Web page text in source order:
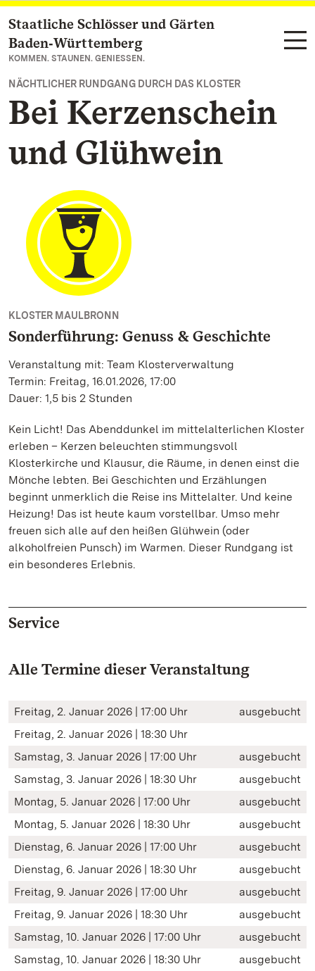
Zum Hauptinhalt springen
Staatliche Schlösser und Gärten
Baden‑Württemberg
KOMMEN. STAUNEN. GENIESSEN.
NÄCHTLICHER RUNDGANG DURCH DAS KLOSTER
Bei Kerzenschein
und Glühwein
KLOSTER MAULBRONN
Sonderführung: Genuss & Geschichte
Veranstaltung mit: Team Klosterverwaltung
Termin: Freitag, 16.01.2026, 17:00
Dauer: 1,5 bis 2 Stunden
Kein Licht! Das Abenddunkel im mittelalterlichen Kloster
erleben – Kerzen beleuchten stimmungsvoll
Klosterkirche und Klausur, die Räume, in denen einst die
Mönche lebten. Bei Geschichten und Erzählungen
beginnt unmerklich die Reise ins Mittelalter. Und keine
Heizung! Das ist heute kaum vorstellbar. Umso mehr
freuen sich alle auf den heißen Glühwein (oder
alkoholfreien Punsch) im Warmen. Dieser Rundgang ist
ein besonderes Erlebnis.
Service
Alle Termine dieser Veranstaltung
Freitag, 2. Januar 2026 | 17:00 Uhr
ausgebucht
Freitag, 2. Januar 2026 | 18:30 Uhr
Samstag, 3. Januar 2026 | 17:00 Uhr
ausgebucht
Samstag, 3. Januar 2026 | 18:30 Uhr
ausgebucht
Montag, 5. Januar 2026 | 17:00 Uhr
ausgebucht
Montag, 5. Januar 2026 | 18:30 Uhr
ausgebucht
Dienstag, 6. Januar 2026 | 17:00 Uhr
ausgebucht
Dienstag, 6. Januar 2026 | 18:30 Uhr
ausgebucht
Freitag, 9. Januar 2026 | 17:00 Uhr
ausgebucht
Freitag, 9. Januar 2026 | 18:30 Uhr
ausgebucht
Samstag, 10. Januar 2026 | 17:00 Uhr
ausgebucht
Samstag, 10. Januar 2026 | 18:30 Uhr
ausgebucht